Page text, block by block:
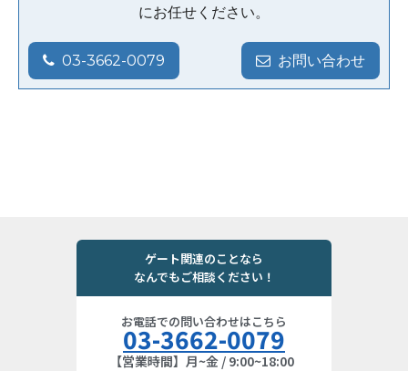
にお任せください。
03-3662-0079 お問い合わせ
ゲート関連のことなら
なんでもご相談ください！
お電話での問い合わせはこちら
03-3662-0079
【営業時間】月~金 / 9:00~18:00